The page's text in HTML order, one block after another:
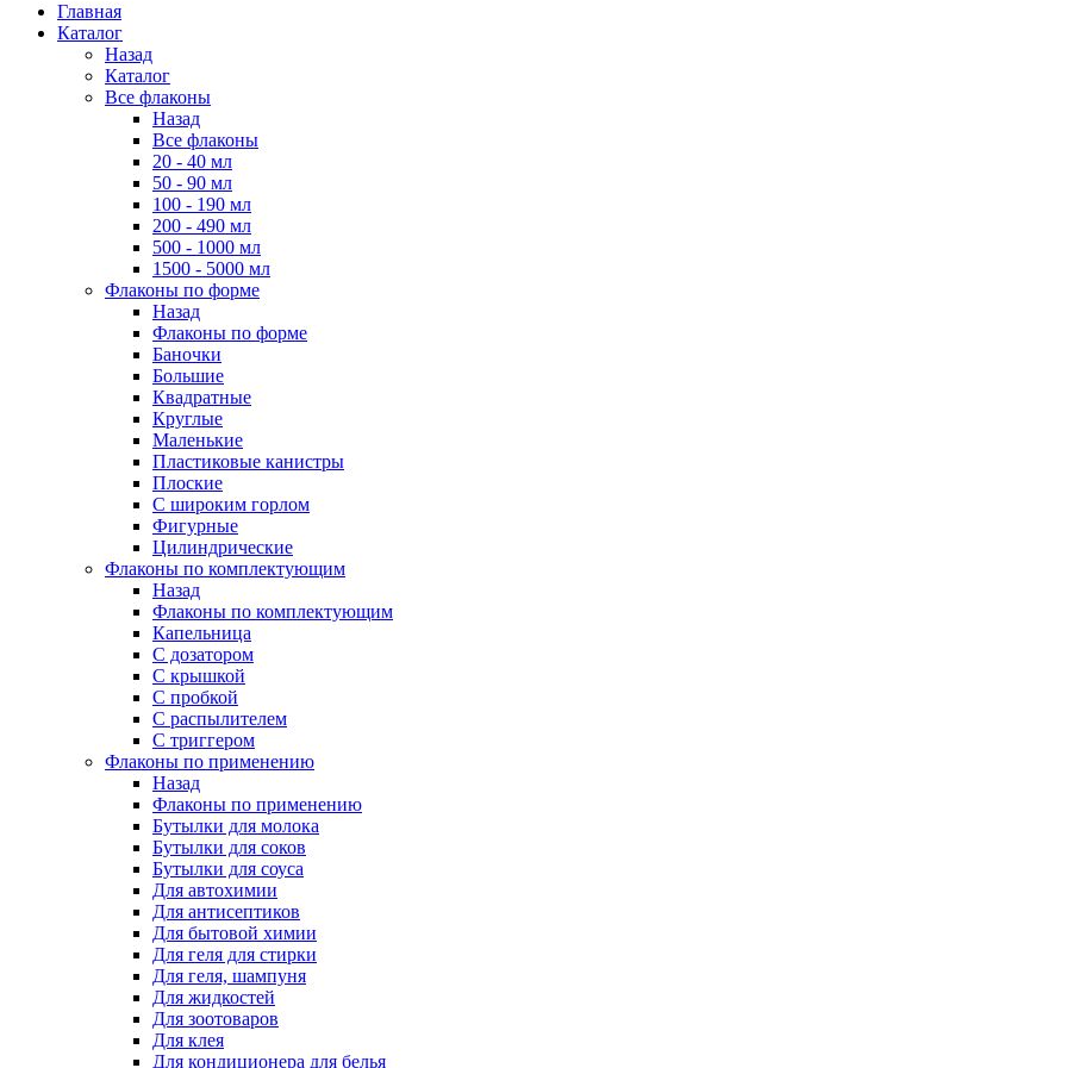
Главная
Каталог
Назад
Каталог
Все флаконы
Назад
Все флаконы
20 - 40 мл
50 - 90 мл
100 - 190 мл
200 - 490 мл
500 - 1000 мл
1500 - 5000 мл
Флаконы по форме
Назад
Флаконы по форме
Баночки
Большие
Квадратные
Круглые
Маленькие
Пластиковые канистры
Плоские
С широким горлом
Фигурные
Цилиндрические
Флаконы по комплектующим
Назад
Флаконы по комплектующим
Капельница
С дозатором
С крышкой
С пробкой
С распылителем
С триггером
Флаконы по применению
Назад
Флаконы по применению
Бутылки для молока
Бутылки для соков
Бутылки для соуса
Для автохимии
Для антисептиков
Для бытовой химии
Для геля для стирки
Для геля, шампуня
Для жидкостей
Для зоотоваров
Для клея
Для кондиционера для белья